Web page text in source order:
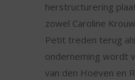
herstructurering
zowel Caroline
Petit treden terug
onderneming wordt
van den Hoeven en